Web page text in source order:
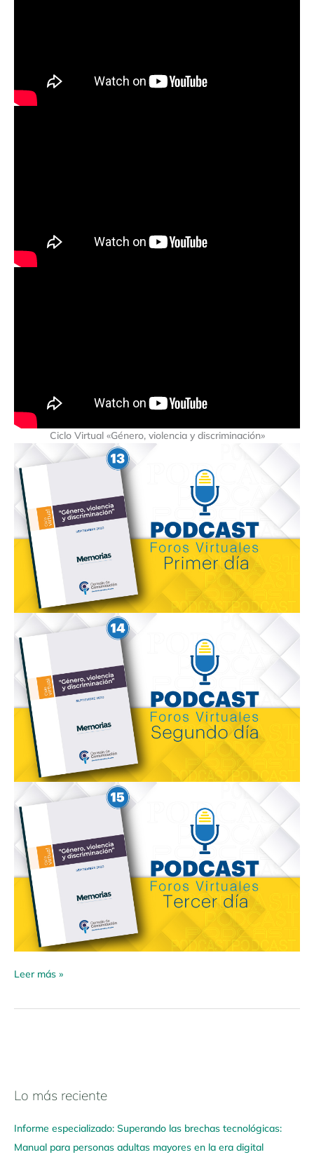
Ciclo Virtual «Género, violencia y discriminación»
Leer más »
Lo más reciente
Informe especializado: Superando las brechas tecnológicas:
Manual para personas adultas mayores en la era digital
N
v
e